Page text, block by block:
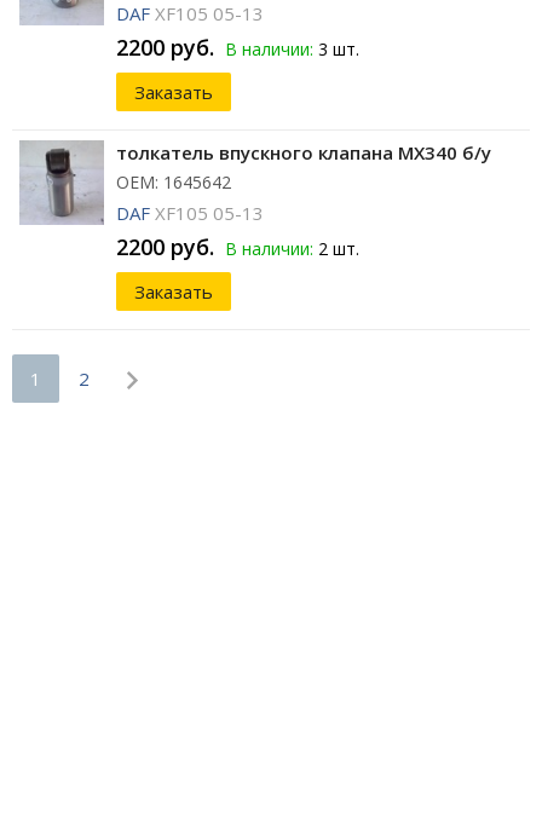
DAF XF105 05-13
2200 руб. В наличии: 3 шт.
Заказать
толкатель впускного клапана MX340 б/у
ОЕМ: 1645642
DAF XF105 05-13
2200 руб. В наличии: 2 шт.
Заказать
1 2